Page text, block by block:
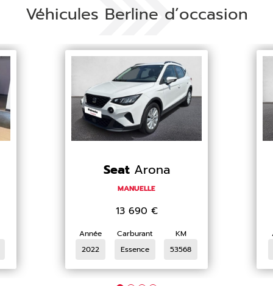
Véhicules Berline d’occasion
Seat Arona
MANUELLE
13 690 €
Année
2022
Carburant
Essence
KM
53568